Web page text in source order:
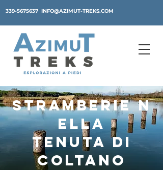
339-5675637 INFO@AZIMUT-TREKS.COM
STRAMBERIEN
ELLA
TENUTA DI
COLTANO